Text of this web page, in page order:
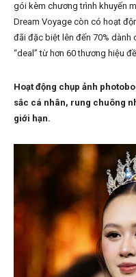
gói kèm chương trình khuyến
Dream Voyage còn có hoạt
đãi đặc biệt lên đến 70%
“deal” từ hơn 60 thương hiệu
Hoạt động chụp ảnh
sắc cá nhân, rung chuông
giới hạn.